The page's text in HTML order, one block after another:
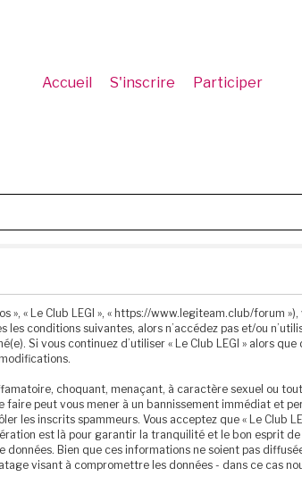
Accueil S'inscrire Participer
», « Le Club LEGI », « https://www.legiteam.club/
conditions suivantes, alors n’accédez pas et/ou
Si vous continuez d’utiliser « Le Club LEGI » alors
choquant, menaçant, à caractère sexuel ou
faire peut vous mener à un bannissement immédiat et
inscrits spammeurs. Vous acceptez que « Le Club
est là pour garantir la tranquilité et le bon esprit
Bien que ces informations ne soient pas
visant à compromettre les données - dans ce cas